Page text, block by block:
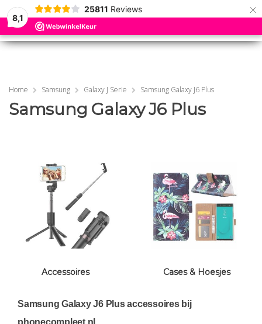
8,1
25811 Reviews ×
MENU
MENU
Home Samsung Galaxy J Serie Samsung Galaxy J6 Plus
Samsung Galaxy J6 Plus
Accessoires Cases & Hoesjes
Samsung Galaxy J6 Plus accessoires bij
phonecompleet.nl